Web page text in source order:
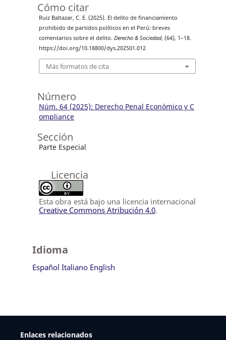
Cómo citar
Ruiz Baltazar, C. E. (2025). El delito de financiamiento
prohibido de partidos políticos en el Perú: breves
comentarios sobre el delito. Derecho & Sociedad, (64), 1–18.
https://doi.org/10.18800/dys.202501.012
Más formatos de cita
Número
Núm. 64 (2025): Derecho Penal Económico y C
ompliance
Sección
Parte Especial
Licencia
Esta obra está bajo una licencia internacional
Creative Commons Atribución 4.0.
Idioma
Español Italiano English
Enlaces relacionados